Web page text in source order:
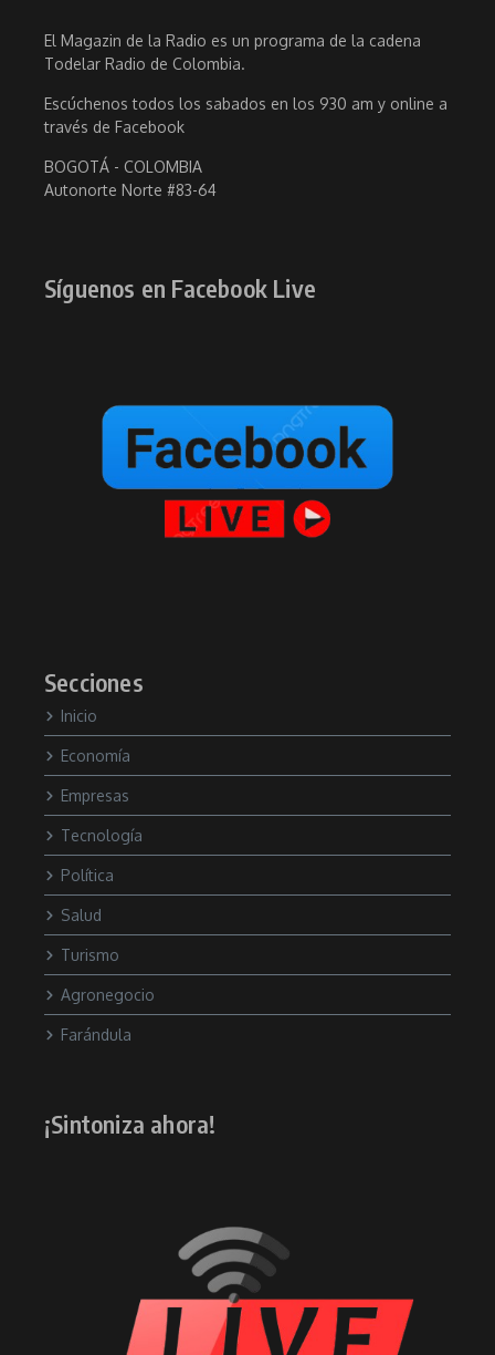
El Magazin de la Radio es un programa de la cadena
Todelar Radio de Colombia.
Escúchenos todos los sabados en los 930 am y online a
través de Facebook
BOGOTÁ - COLOMBIA
Autonorte Norte #83-64
Síguenos en Facebook Live
Secciones
Inicio
Economía
Empresas
Tecnología
Política
Salud
Turismo
Agronegocio
Farándula
¡Sintoniza ahora!